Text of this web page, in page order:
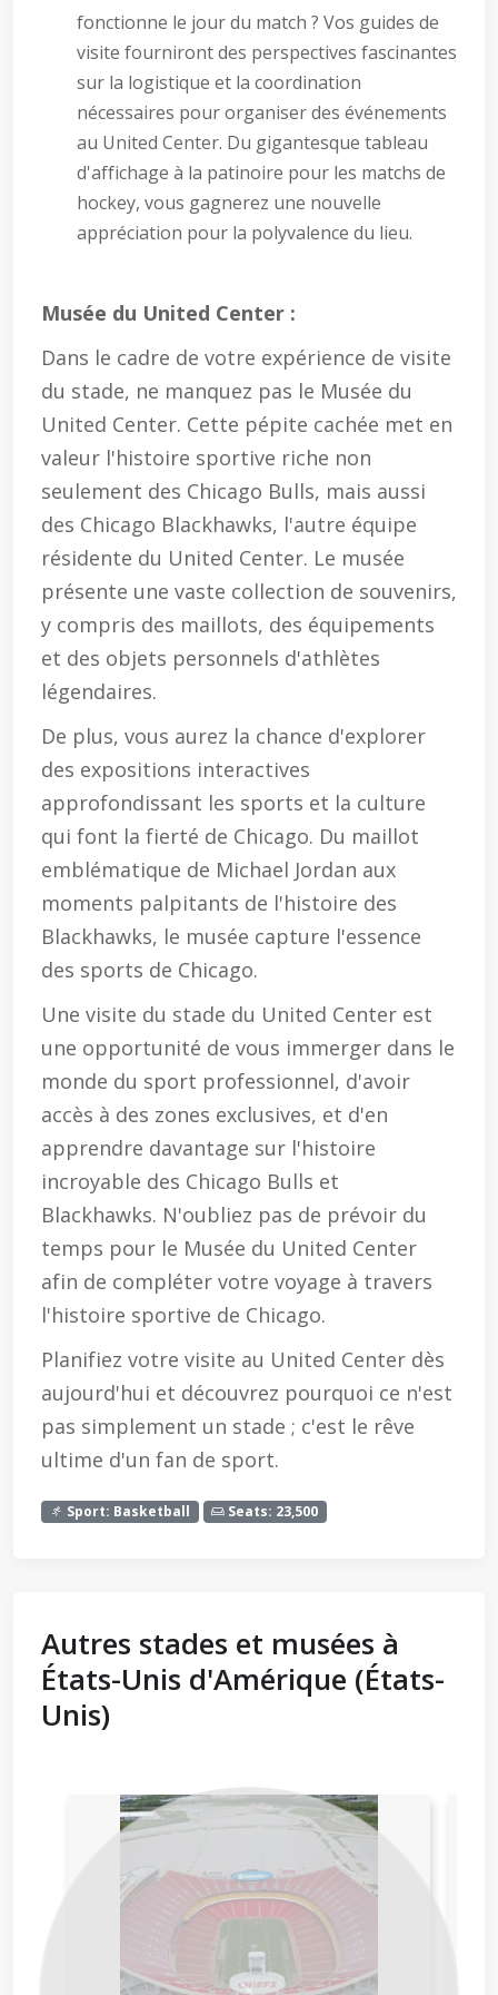
fonctionne le jour du match ? Vos guides de
visite fourniront des perspectives fascinantes
sur la logistique et la coordination
nécessaires pour organiser des événements
au United Center. Du gigantesque tableau
d'affichage à la patinoire pour les matchs de
hockey, vous gagnerez une nouvelle
appréciation pour la polyvalence du lieu.
Musée du United Center :
Dans le cadre de votre expérience de visite
du stade, ne manquez pas le Musée du
United Center. Cette pépite cachée met en
valeur l'histoire sportive riche non
seulement des Chicago Bulls, mais aussi
des Chicago Blackhawks, l'autre équipe
résidente du United Center. Le musée
présente une vaste collection de souvenirs,
y compris des maillots, des équipements
et des objets personnels d'athlètes
légendaires.
De plus, vous aurez la chance d'explorer
des expositions interactives
approfondissant les sports et la culture
qui font la fierté de Chicago. Du maillot
emblématique de Michael Jordan aux
moments palpitants de l'histoire des
Blackhawks, le musée capture l'essence
des sports de Chicago.
Une visite du stade du United Center est
une opportunité de vous immerger dans le
monde du sport professionnel, d'avoir
accès à des zones exclusives, et d'en
apprendre davantage sur l'histoire
incroyable des Chicago Bulls et
Blackhawks. N'oubliez pas de prévoir du
temps pour le Musée du United Center
afin de compléter votre voyage à travers
l'histoire sportive de Chicago.
Planifiez votre visite au United Center dès
aujourd'hui et découvrez pourquoi ce n'est
pas simplement un stade ; c'est le rêve
ultime d'un fan de sport.
Sport: Basketball Seats: 23,500
Autres stades et musées à
États-Unis d'Amérique (États-
Unis)